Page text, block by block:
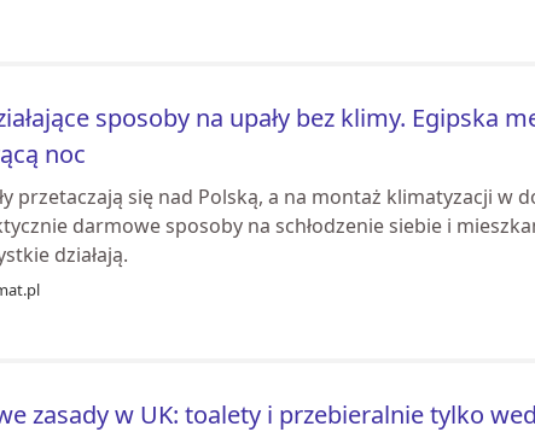
sposoby na upały bez klimy. Egipska
noc
przetaczają się nad Polską, a na montaż klimatyzacji w
darmowe sposoby na schłodzenie siebie i
działają.
zasady w UK: toalety i przebieralnie tylko